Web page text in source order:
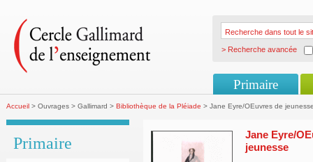
> Recherche avancée
Primaire
Accueil > Ouvrages > Gallimard > Bibliothèque de la Pléiade > Jane Eyre/OEuvres de
Primaire
Jane Eyre/
jeunesse